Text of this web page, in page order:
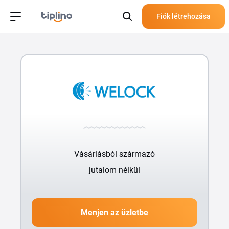
Fiók létrehozása
Vásárlásból származó
jutalom nélkül
Menjen az üzletbe